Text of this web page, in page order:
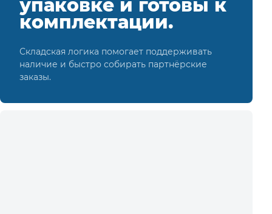
упаковке и готовы к
комплектации.
Складская логика помогает поддерживать
наличие и быстро собирать партнёрские
заказы.